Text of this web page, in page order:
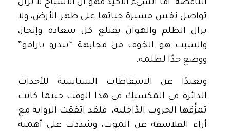
الناقصة. أمَّا الشيء الأكيد فهو أن الأشباح لا تزال
تواصل نفس مسيرة حياتها على ظهر الأرض، ولا
يزال الظلم والهوان يقتلع كل سعادة وإنجاز،
والسبب هو الخوف من مجابهة “بيدرو بارامو”
ووضع حدًا لظلمه.
وبعيدًا عن الاسقاطات السياسية للأحداث
الدائرة في المكسيك في هذا الوقت حينما كانت
تمزِّقها الحروب الدَّاخلية، فلقد اتفقت الرواية مع
أراء الفلاسفة عن الموت، وشددت على أهمية